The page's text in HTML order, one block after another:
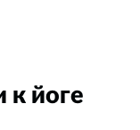
йоге